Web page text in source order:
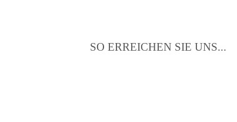
SO ERREICHEN SIE UNS...